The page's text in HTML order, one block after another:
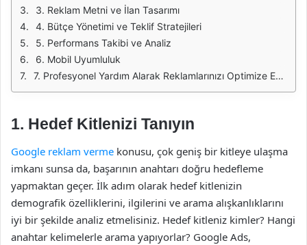
3. Reklam Metni ve İlan Tasarımı
4. Bütçe Yönetimi ve Teklif Stratejileri
5. Performans Takibi ve Analiz
6. Mobil Uyumluluk
7. Profesyonel Yardım Alarak Reklamlarınızı Optimize Edin
1. Hedef Kitlenizi Tanıyın
Google reklam verme konusu, çok geniş bir kitleye ulaşma
imkanı sunsa da, başarının anahtarı doğru hedefleme
yapmaktan geçer. İlk adım olarak hedef kitlenizin
demografik özelliklerini, ilgilerini ve arama alışkanlıklarını
iyi bir şekilde analiz etmelisiniz. Hedef kitleniz kimler? Hangi
anahtar kelimelerle arama yapıyorlar? Google Ads,